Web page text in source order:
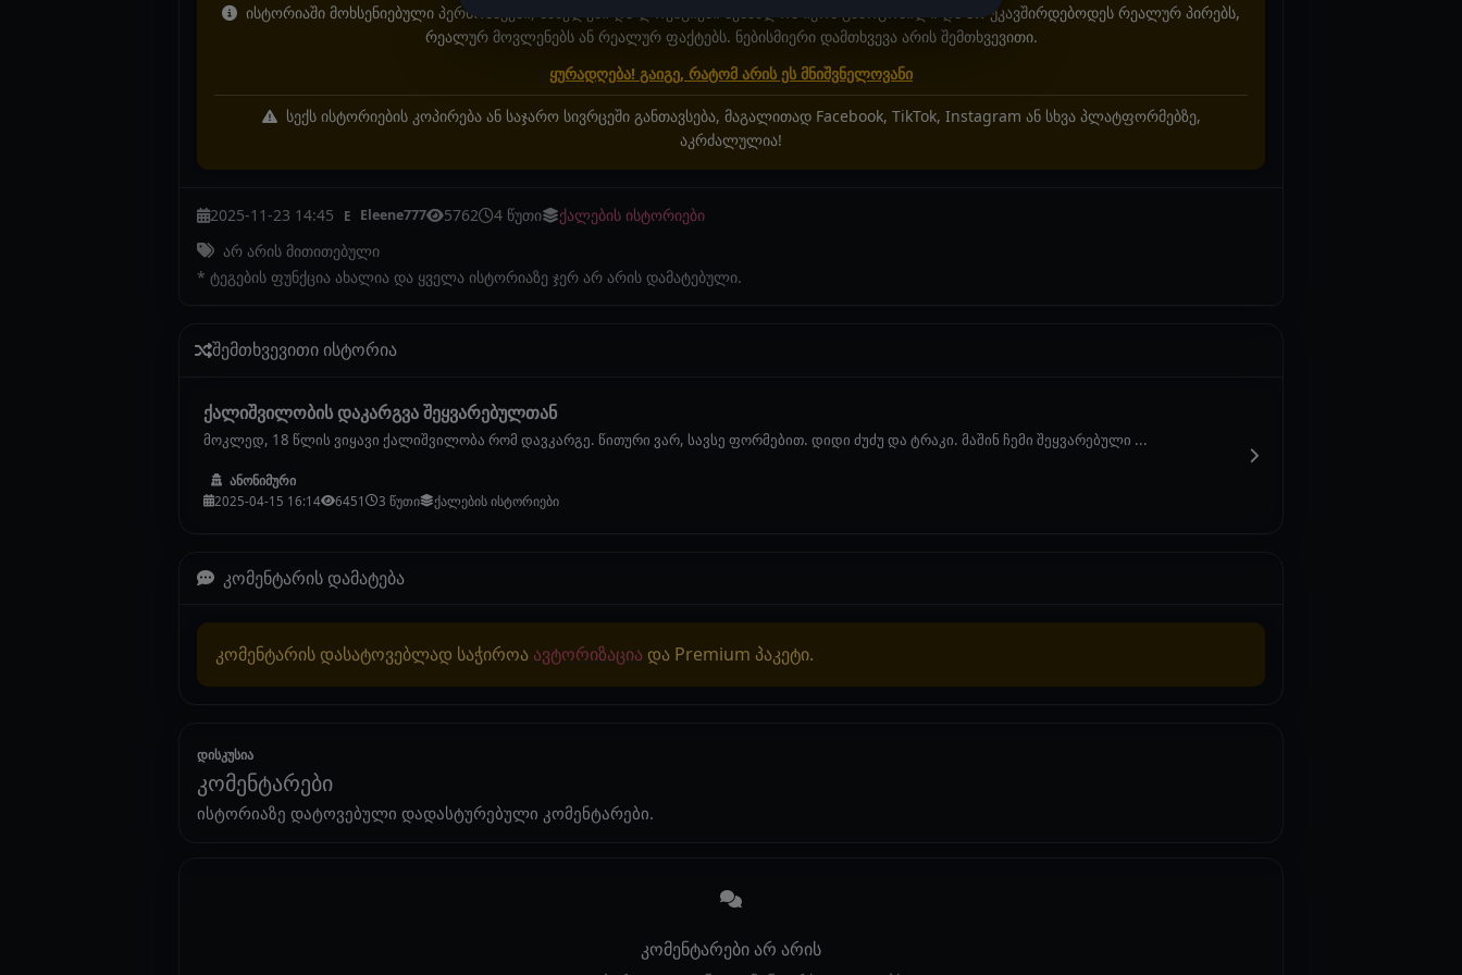
ისტორიაში მოხსენიებული პერსონაჟები, სახელები და ლოკაციები შესაძლოა იყოს გამოგონილი და არ უკავშირდებოდეს რეალურ პირებს,
რეალურ მოვლენებს ან რეალურ ფაქტებს. ნებისმიერი დამთხვევა არის შემთხვევითი.
ყურადღება! გაიგე, რატომ არის ეს მნიშვნელოვანი
სექს ისტორიების კოპირება ან საჯარო სივრცეში განთავსება, მაგალითად Facebook, TikTok, Instagram ან სხვა პლატფორმებზე,
აკრძალულია!
2025-11-23 14:45 E Eleene777 5762 4 წუთი
ქალების ისტორიები
არ არის მითითებული
* ტეგების ფუნქცია ახალია და ყველა ისტორიაზე ჯერ არ არის დამატებული.
შემთხვევითი ისტორია
ქალიშვილობის დაკარგვა შეყვარებულთან
მოკლედ, 18 წლის ვიყავი ქალიშვილობა რომ დავკარგე. წითური ვარ, სავსე ფორმებით. დიდი ძუძუ და ტრაკი. მაშინ ჩემი შეყვარებული ...
ანონიმური
2025-04-15 16:14 6451 3 წუთი ქალების ისტორიები
კომენტარის დამატება
კომენტარის დასატოვებლად საჭიროა ავტორიზაცია და Premium პაკეტი.
დისკუსია
კომენტარები
ისტორიაზე დატოვებული დადასტურებული კომენტარები.
კომენტარები არ არის